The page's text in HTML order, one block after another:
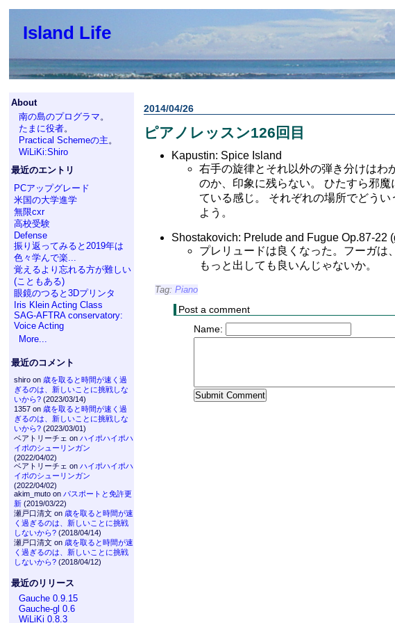
Island Life
About
南の島のプログラマ。
たまに役者。
Practical Schemeの主。
WiLiKi:Shiro
最近のエントリ
PCアップグレード
米国の大学進学
無限cxr
高校受験
Defense
振り返ってみると2019年は
色々学んで楽...
覚えるより忘れる方が難しい
(こともある)
眼鏡のつると3Dプリンタ
Iris Klein Acting Class
SAG-AFTRA conservatory:
Voice Acting
More...
最近のコメント
shiro on 歳を取ると時間が速く過
ぎるのは、新しいことに挑戦しな
いから?(2023/03/14)
1357 on 歳を取ると時間が速く過
ぎるのは、新しいことに挑戦しな
いから?(2023/03/01)
ベアトリーチェ on ハイポハイポハ
イポのシューリンガン
(2022/04/02)
ベアトリーチェ on ハイポハイポハ
イポのシューリンガン
(2022/04/02)
akim_muto on パスポートと免許更
新(2019/03/22)
瀬戸口清文 on 歳を取ると時間が速
く過ぎるのは、新しいことに挑戦
しないから?(2018/04/14)
瀬戸口清文 on 歳を取ると時間が速
く過ぎるのは、新しいことに挑戦
しないから?(2018/04/12)
最近のリリース
Gauche 0.9.15
Gauche-gl 0.6
WiLiKi 0.8.3
2014/04/26
ピアノレッスン126回目
Kapustin: Spice Island
右手の旋律とそれ以外の弾き分けはわ
のか、印象に残らない。 ひたすら邪
ている感じ。 それぞれの場所でどう
よう。
Shostakovich: Prelude and Fugue Op.87-22
プレリュードは良くなった。フーガは
もっと出しても良いんじゃないか。
Tag: Piano
Post a comment
Name: